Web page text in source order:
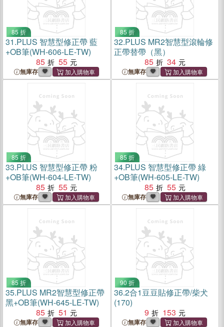
85 折
31.PLUS 智慧型修正帶 藍
+OB筆(WH-606-LE-TW)
85
55
無庫存
85 折
32.PLUS MR2智慧型滾輪修
正帶替帶（黑）
85
34
無庫存
85 折
33.PLUS 智慧型修正帶 粉
+OB筆(WH-604-LE-TW)
85
55
無庫存
85 折
34.PLUS 智慧型修正帶 綠
+OB筆(WH-605-LE-TW)
85
55
無庫存
85 折
35.PLUS MR2智慧型修正帶
黑+OB筆(WH-645-LE-TW)
85
51
無庫存
90 折
36.2合1豆豆貼修正帶/柴犬
(170)
9
153
無庫存